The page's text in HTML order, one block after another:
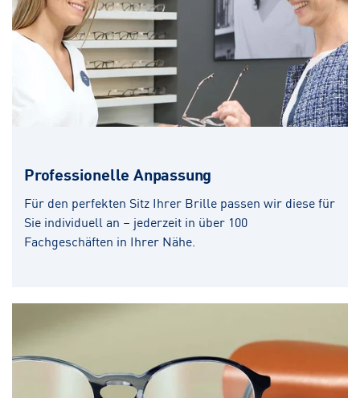
Professionelle Anpassung
Für den perfekten Sitz Ihrer Brille passen wir diese für
Sie individuell an – jederzeit in über 100
Fachgeschäften in Ihrer Nähe.